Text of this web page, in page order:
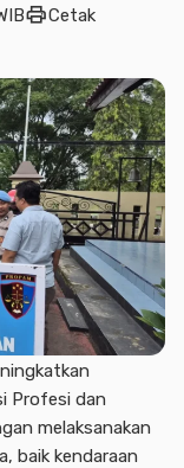
printCetak
Profesi dan
melaksanakan
baik kendaraan